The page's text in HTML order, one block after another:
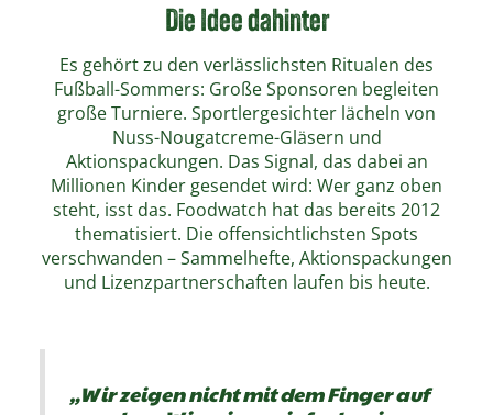
Die Idee dahinter
Es gehört zu den verlässlichsten Ritualen des
Fußball-Sommers: Große Sponsoren begleiten
große Turniere. Sportlergesichter lächeln von
Nuss-Nougatcreme-Gläsern und
Aktionspackungen. Das Signal, das dabei an
Millionen Kinder gesendet wird: Wer ganz oben
steht, isst das. Foodwatch hat das bereits 2012
thematisiert. Die offensichtlichsten Spots
verschwanden – Sammelhefte, Aktionspackungen
und Lizenzpartnerschaften laufen bis heute.
„Wir zeigen nicht mit dem Finger auf